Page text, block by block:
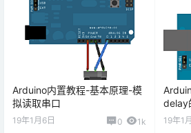
Arduino内置教程-基本原理-模
拟读取串口
19年1月6日 0 1k
delay
19年1